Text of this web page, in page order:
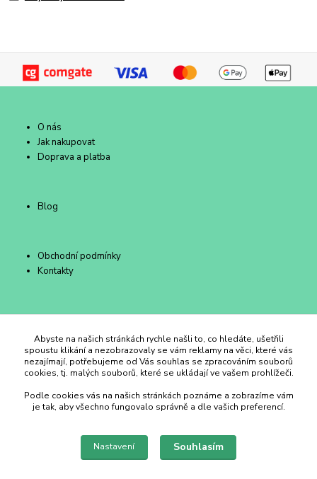
O nás
Jak nakupovat
Doprava a platba
Blog
Obchodní podmínky
Kontakty
Duhový Ateliér Kroměříž
+420 734 258 002
duhovyatelier@email.cz
Abyste na našich stránkách rychle našli to, co hledáte, ušetřili
spoustu klikání a nezobrazovaly se vám reklamy na věci, které vás
nezajímají, potřebujeme od Vás souhlas se zpracováním souborů
cookies, tj. malých souborů, které se ukládají ve vašem prohlížeči.
Podle cookies vás na našich stránkách poznáme a zobrazíme vám
je tak, aby všechno fungovalo správně a dle vašich preferencí.
Nastavení Souhlasím